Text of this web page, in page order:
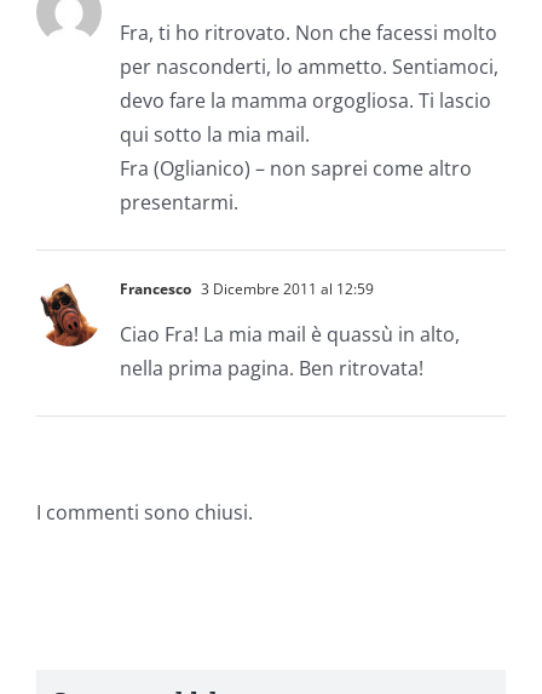
Fra, ti ho ritrovato. Non che facessi molto
per nasconderti, lo ammetto. Sentiamoci,
devo fare la mamma orgogliosa. Ti lascio
qui sotto la mia mail.
Fra (Oglianico) – non saprei come altro
presentarmi.
Francesco 3 Dicembre 2011 al 12:59
Ciao Fra! La mia mail è quassù in alto,
nella prima pagina. Ben ritrovata!
I commenti sono chiusi.